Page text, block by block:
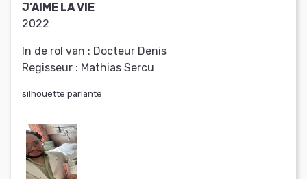
J’AIME LA VIE
2022
In de rol van : Docteur Denis
Regisseur : Mathias Sercu
silhouette parlante